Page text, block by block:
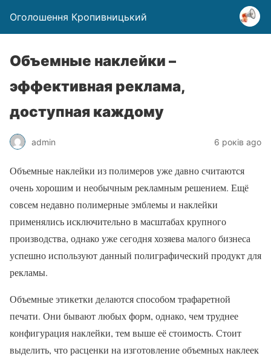
Оголошення Кропивницький
Объемные наклейки –
эффективная реклама,
доступная каждому
admin 6 років ago
Объемные наклейки из полимеров уже давно считаются
очень хорошим и необычным рекламным решением. Ещё
совсем недавно полимерные эмблемы и наклейки
применялись исключительно в масштабах крупного
производства, однако уже сегодня хозяева малого бизнеса
успешно используют данный полиграфический продукт для
рекламы.
Объемные этикетки делаются способом трафаретной
печати. Они бывают любых форм, однако, чем труднее
конфигурация наклейки, тем выше её стоимость. Стоит
выделить, что расценки на изготовление объемных наклеек